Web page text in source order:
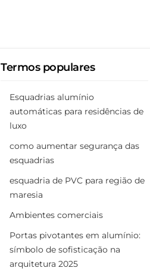
Termos populares
Esquadrias alumínio
automáticas para residências de
luxo
como aumentar segurança das
esquadrias
esquadria de PVC para região de
maresia
Ambientes comerciais
Portas pivotantes em alumínio:
símbolo de sofisticação na
arquitetura 2025